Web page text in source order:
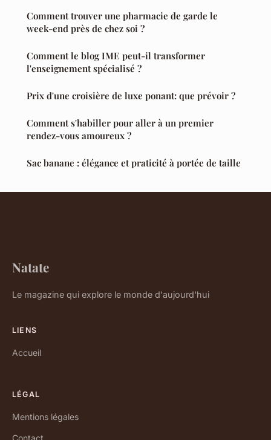
Comment trouver une pharmacie de garde le
week-end près de chez soi ?
Comment le blog IME peut-il transformer
l'enseignement spécialisé ?
Prix d'une croisière de luxe ponant: que prévoir ?
Comment s'habiller pour aller à un premier
rendez-vous amoureux ?
Sac banane : élégance et praticité à portée de taille
Natate
Le magazine qui explore le monde d'aujourd'hui
LIENS
Accueil
LÉGAL
Mentions légales
Contact